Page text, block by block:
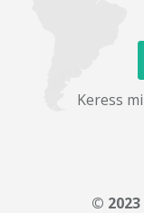
Keress
©